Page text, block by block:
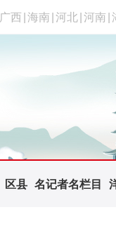
广西 海南 河北 河南
区县 名记者名栏目